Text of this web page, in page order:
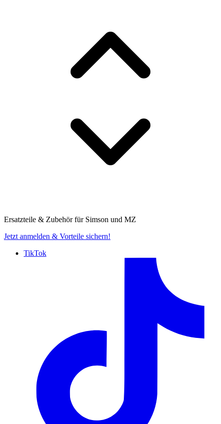
Ersatzteile & Zubehör für Simson und MZ
Jetzt anmelden & Vorteile sichern!
TikTok